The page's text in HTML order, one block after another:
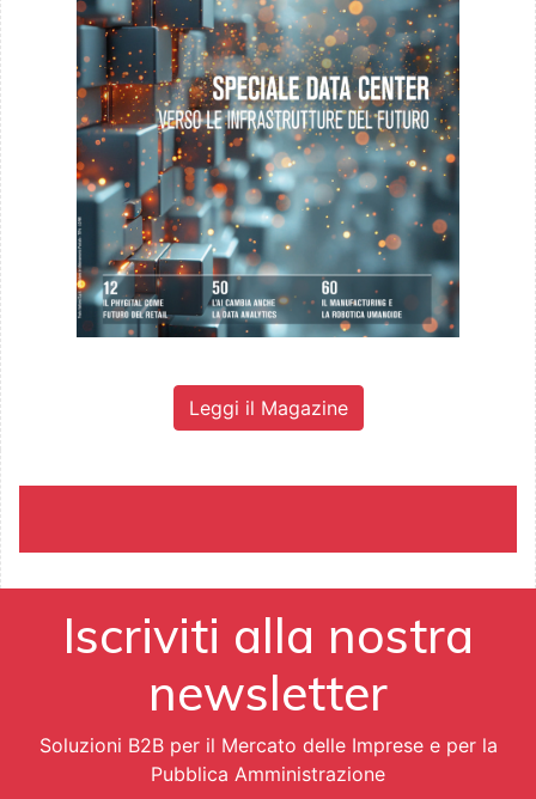
Leggi il Magazine
Iscriviti alla nostra
newsletter
Soluzioni B2B per il Mercato delle Imprese e per la
Pubblica Amministrazione